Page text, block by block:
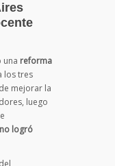
una reforma
los tres
mejorar la
luego
logró